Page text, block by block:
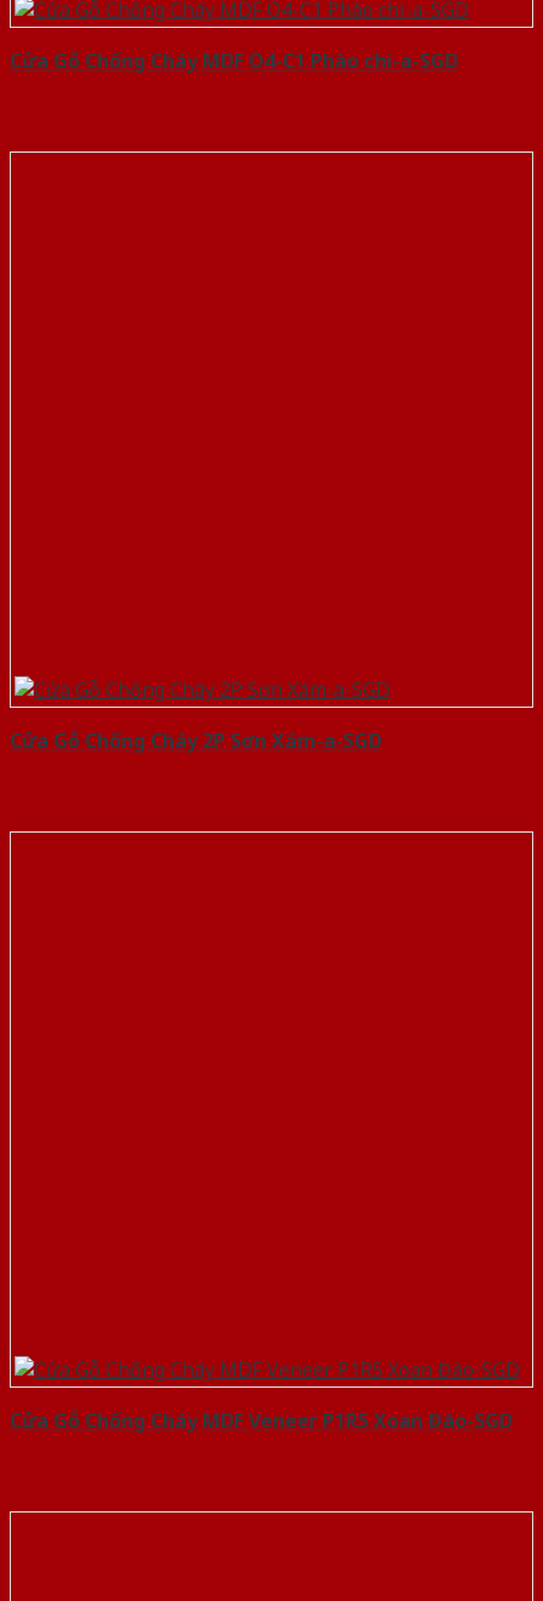
Cửa Gỗ Chống Cháy MDF O4-C1 Phào chi-a-SGD
Cửa Gỗ Chống Cháy 2P Sơn Xám-a-SGD
Cửa Gỗ Chống Cháy MDF Veneer P1R5 Xoan Đào-SGD